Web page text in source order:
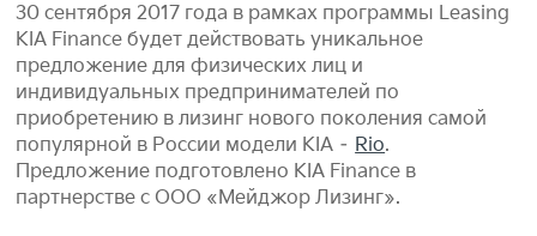
30 сентября 2017 года в рамках программы Leasing
KIA Finance будет действовать уникальное
предложение для физических лиц и
индивидуальных предпринимателей по
приобретению в лизинг нового поколения самой
популярной в России модели KIA – Rio.
Предложение подготовлено KIA Finance в
партнерстве с ООО «Мейджор Лизинг».